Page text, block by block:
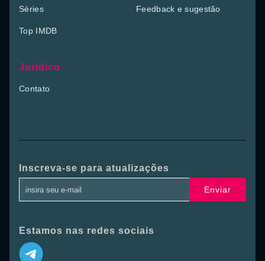
Séries
Top IMDB
Feedback e sugestão
Jurídico
Contato
Inscreva-se para atualizações
Enviar
Estamos nas redes sociais